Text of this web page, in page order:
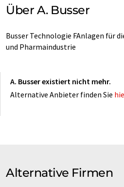
Über A. Busser
Busser Technologie FAnlagen für
und Pharmaindustrie
A. Busser existiert nicht mehr.
Alternative Anbieter finden Sie
Alternative Firmen